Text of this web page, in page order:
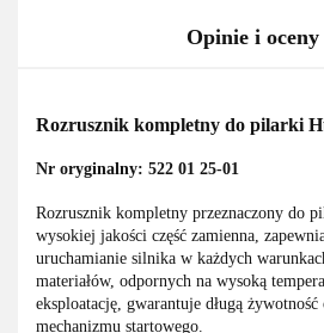
Opinie i oceny
Rozrusznik kompletny do pilarki
Nr oryginalny: 522 01 25-01
Rozrusznik kompletny przeznaczony do
wysokiej jakości część zamienna,
uruchamianie silnika w każdych
materiałów, odpornych na wysoką
eksploatację, gwarantuje długą żywotność
mechanizmu startowego.